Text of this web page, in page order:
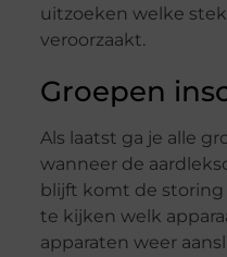
uitzoeken welke
veroorzaakt.
Groepen
Als laatst ga je alle
wanneer de
blijft komt de storing
te kijken welk
apparaten weer